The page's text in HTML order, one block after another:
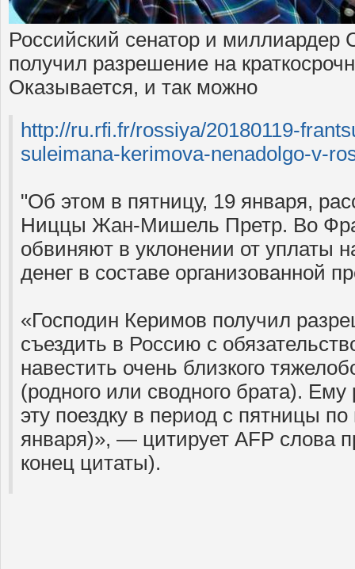
Российский сенатор и
получил разрешение на
Оказывается, и так можно
http://ru.rfi.fr/rossiya/20180119-
suleimana-kerimova-nenadolgo-v-
"Об этом в пятницу, 19 января,
Ниццы Жан-Мишель Претр. Во
обвиняют в уклонении от уплаты
денег в составе организованной
«Господин Керимов получил
съездить в Россию с
навестить очень близкого
(родного или сводного брата).
эту поездку в период с пятницы по
января)», — цитирует AFP слова
конец цитаты).